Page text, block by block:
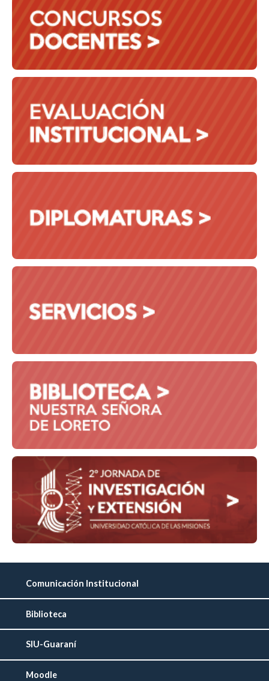
Comunicación Institucional
Biblioteca
SIU-Guaraní
Moodle